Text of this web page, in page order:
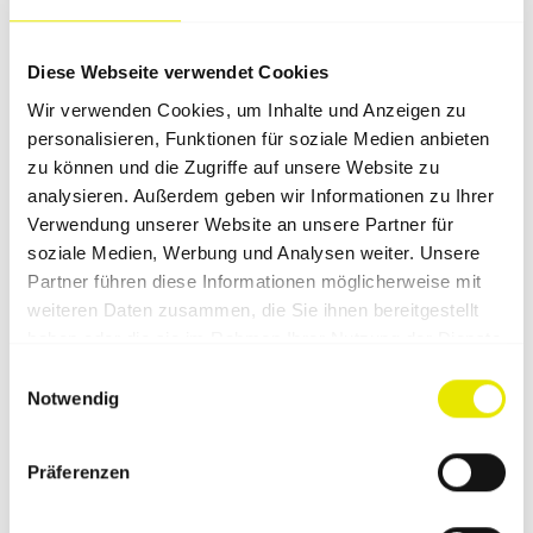
Diese Webseite verwendet Cookies
Wir verwenden Cookies, um Inhalte und Anzeigen zu
personalisieren, Funktionen für soziale Medien anbieten
zu können und die Zugriffe auf unsere Website zu
analysieren. Außerdem geben wir Informationen zu Ihrer
Verwendung unserer Website an unsere Partner für
soziale Medien, Werbung und Analysen weiter. Unsere
Partner führen diese Informationen möglicherweise mit
weiteren Daten zusammen, die Sie ihnen bereitgestellt
Notwendig
Präferenzen
Anwendung
Häufige Einsatzbereiche
diesem Zubehör